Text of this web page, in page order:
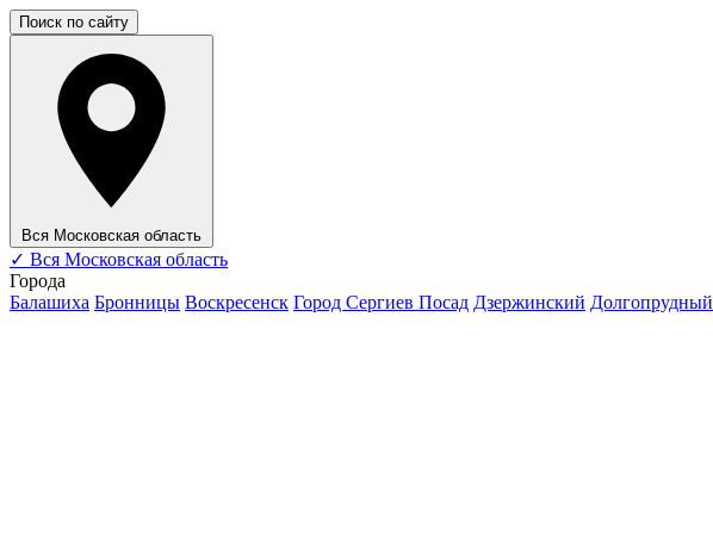
Поиск по сайту
Вся Московская область
✓ Вся Московская область
Города
Балашиха Бронницы Воскресенск Город Сергиев Посад Дзержинский Долгопрудный